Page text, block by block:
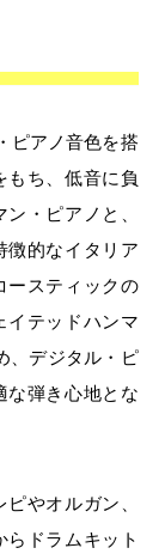
ピアノ音色を搭
もち、低音に負
・ピアノと、
徴的なイタリア
ースティックの
イテッドハンマ
、デジタル・ピ
な弾き心地とな
やオルガン、
らドラムキット